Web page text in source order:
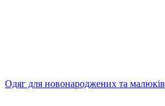
Одяг для новонароджених та малюків